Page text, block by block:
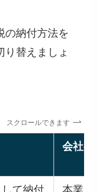
の納付方法を
り替えましょ
スクロールできます
会社へ
て納付
本業と